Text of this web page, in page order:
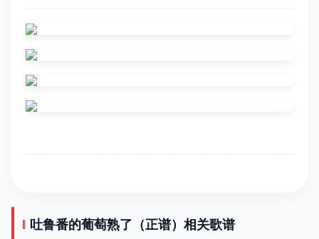
吐鲁番的葡萄熟了（正谱）相关歌谱